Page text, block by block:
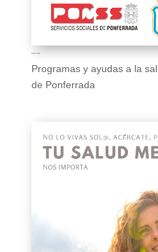
Programas y ayudas a la
de Ponferrada